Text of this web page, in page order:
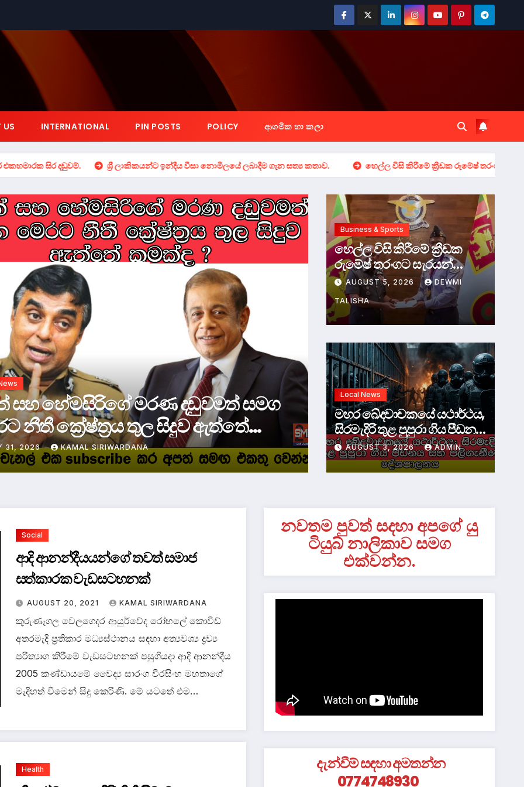
INTERNATIONAL PIN POSTS POLICY ආගමික හා කලා
දඬුවම්. ශ්‍රී ලාකිකයන්ට ඉන්දීය වීසා නොමිලයේ ලබාදීම ගැන සත්‍ය කතාව. හෙල්ල විසි කිරීමේ ක්‍රීඩක රුමේෂ් තරංගට සැරයන් නිලයට
News
මන්ත්‍රී චමින්ද විජේසිරිට වසර
සිර දඬුවම්.
28, 2026 ADMIN
Local News
ශ්‍රී ලාකිකයන්ට ඉන්දීය
ලබාදීම ගැන සත්‍ය කතාව.
JULY 27, 2026 ADMIN
Business & Sports
හෙල්ල විසි කිරීමේ ක්‍රීඩක
රුමේෂ් තරංගට සැරයන්
නිලයට උසස්වීමක්.
AUGUST 5, 2026 DEWMI
TALISHA
Local News
මහර ඛේදවාචකයේ යථාර්ථය,
සිරමැදිරි තුළ පුපුරා ගිය පීඩනය
සහ පලිගැනීමේ දේශපාලනය
AUGUST 3, 2026 ADMIN
Social
ආදි ආනන්දීයයන්ගේ තවත් සමාජ
සත්කාරක වැඩසටහනක්
AUGUST 20, 2021 KAMAL SIRIWARDANA
කුරුණෑගල වෙලගෙදර ආයුර්වේද රෝහලේ කොවිඩ්
අතරමැදි ප්‍රතිකාර මධ්‍යස්ථානය සඳහා අත්‍යවශ්‍ය ද්‍රව්‍ය
පරිත්‍යාග කිරීමේ වැඩසටහනක් පසුගියදා ආදි ආනන්දීය
2005 කණ්ඩායමේ වෛද්‍ය සාරංග වීරසිංහ මහතාගේ
මැදිහත් වීමෙන් සිදු කෙරිණි. මේ යටතේ එම…
Health
නවතම පුවත් සදහා අපගේ යු
ටියුබ් නාලිකාව සමග
එක්වන්න.
දැන්වීම් සඳහා අමතන්න
0774748930